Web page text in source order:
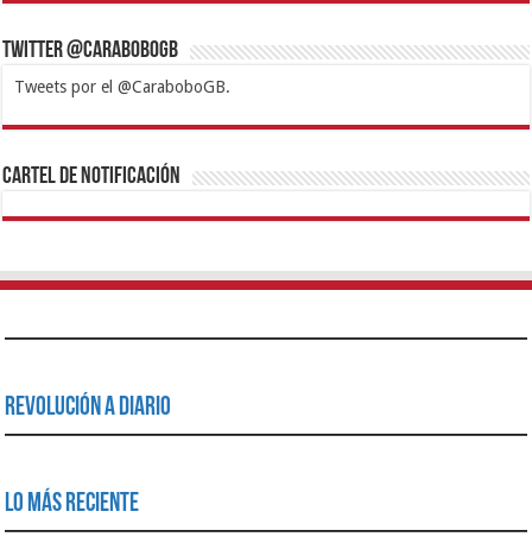
Twitter @CaraboboGB
Tweets por el @CaraboboGB.
1xbetBetturkeyBetistKralbetSupertotobetTipobetMatadorbetMariobet
https://mvbcasino.com/
Cartel de Notificación
Revolución a Diario
Lo Más Reciente